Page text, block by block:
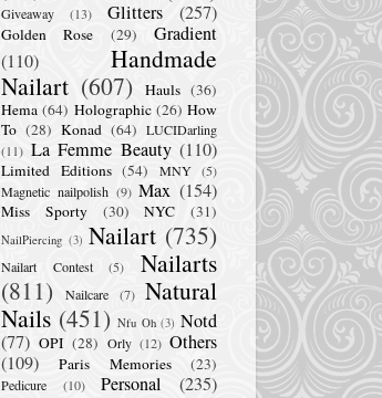
Giveaway (13) Glitters (257)
Golden Rose (29)
Gradient
(110)
Handmade
Nailart (607) Hauls (36)
Hema (64) Holographic (26) How
To (28) Konad (64) LUCIDarling
(11) La Femme Beauty (110)
Limited Editions (54) MNY (5)
Magnetic nailpolish (9) Max (154)
Miss Sporty (30) NYC (31)
NailPiercing (3) Nailart (735)
Nailart Contest (5)
Nailarts
(811)
Nailcare (7) Natural
Nails (451) Nfu Oh (3) Notd
(77) OPI (28) Orly (12) Others
(109)
Paris Memories (23)
Pedicure (10) Personal (235)